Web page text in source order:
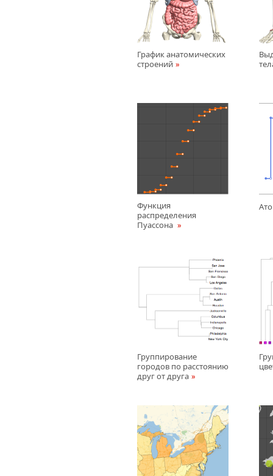
График анатомических
строений
Функция
распределения
Пуассона
Группирование
городов по расстоянию
друг от друга